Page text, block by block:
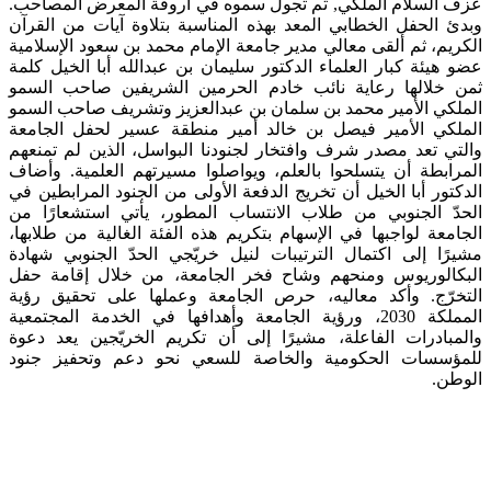
وبدئ الحفل الخطابي المعد بهذه المناسبة بتلاوة آيات من القرآن
الكريم، ثم ألقى معالي مدير جامعة الإمام محمد بن سعود الإسلامية
عضو هيئة كبار العلماء الدكتور سليمان بن عبدالله أبا الخيل كلمة
ثمن خلالها رعاية نائب خادم الحرمين الشريفين صاحب السمو
الملكي الأمير محمد بن سلمان بن عبدالعزيز وتشريف صاحب السمو
الملكي الأمير فيصل بن خالد أمير منطقة عسير لحفل الجامعة
والتي تعد مصدر شرف وافتخار لجنودنا البواسل، الذين لم تمنعهم
المرابطة أن يتسلحوا بالعلم، ويواصلوا مسيرتهم العلمية. وأضاف
الدكتور أبا الخيل أن تخريج الدفعة الأولى من الجنود المرابطين في
الحدّ الجنوبي من طلاب الانتساب المطور، يأتي استشعارًا من
الجامعة لواجبها في الإسهام بتكريم هذه الفئة الغالية من طلابها،
مشيرًا إلى اكتمال الترتيبات لنيل خريّجي الحدّ الجنوبي شهادة
البكالوريوس ومنحهم وشاح فخر الجامعة، من خلال إقامة حفل
التخرّج. وأكد معاليه، حرص الجامعة وعملها على تحقيق رؤية
المملكة 2030، ورؤية الجامعة وأهدافها في الخدمة المجتمعية
والمبادرات الفاعلة، مشيرًا إلى أن تكريم الخريّجين يعد دعوة
للمؤسسات الحكومية والخاصة للسعي نحو دعم وتحفيز جنود
الوطن. ​